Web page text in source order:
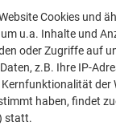
bzw. Paketwaage
auch aus dem
Erfassen Sie
Cookies und
u.a. Inhalte und
oder Zugriffe auf
z.B. Ihre IP-
der
haben, findet
statt.